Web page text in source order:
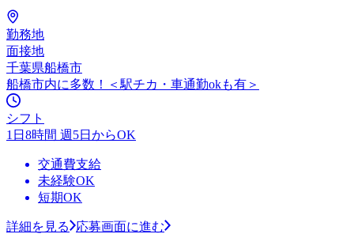
勤務地
面接地
千葉県船橋市
船橋市内に多数！＜駅チカ・車通勤okも有＞
シフト
1日8時間 週5日からOK
交通費支給
未経験OK
短期OK
詳細を見る
応募画面に進む